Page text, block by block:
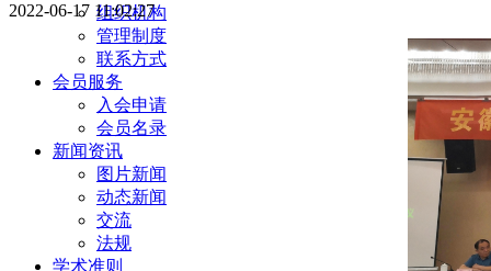
组织机构
管理制度
联系方式
会员服务
入会申请
会员名录
新闻资讯
图片新闻
动态新闻
交流
法规
学术准则
2022-06-17 11:02:27